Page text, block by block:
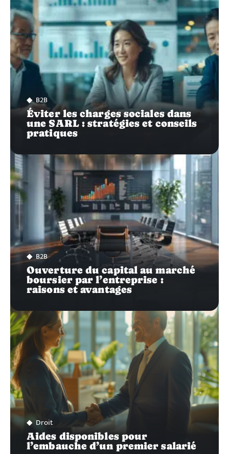
B2B
Éviter les charges sociales dans
une SARL : stratégies et conseils
pratiques
B2B
Ouverture du capital au marché
boursier par l’entreprise :
raisons et avantages
Droit
Aides disponibles pour
l’embauche d’un premier salarié